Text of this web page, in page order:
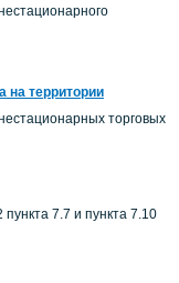
на территории
торговых
7.7 и пункта 7.10